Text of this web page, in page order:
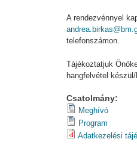
A rendezvénnyel
telefonszámon.
Tájékoztatjuk
hangfelvétel készül/
Csatolmány:
Meghívó
Program
Adatkezelési